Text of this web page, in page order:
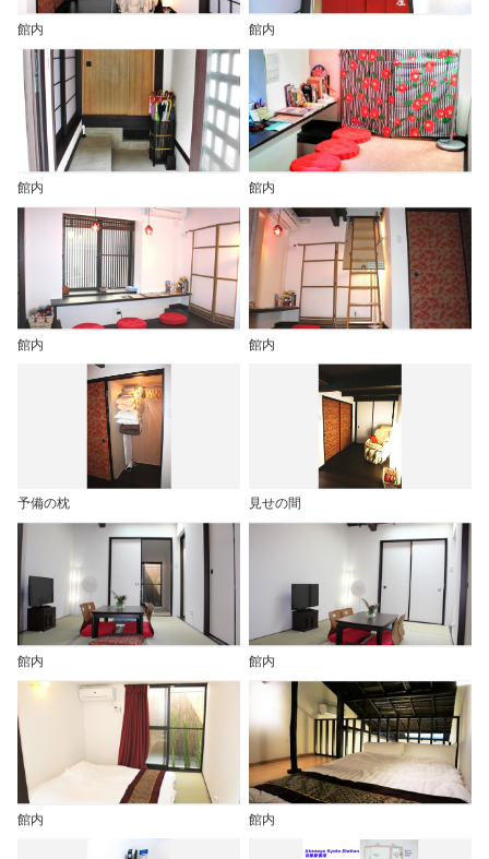
館内 館内
館内 館内
館内 館内
予備の枕 見せの間
館内 館内
館内 館内